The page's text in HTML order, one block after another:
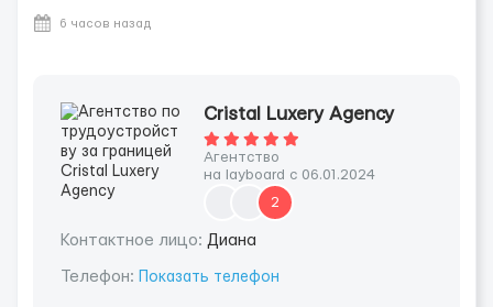
6 часов назад
Cristal Luxery Agency
Агентство
на layboard с 06.01.2024
2
Контактное лицо: Диана
Телефон: Показать телефон